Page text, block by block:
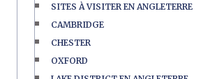
SITES À VISITER EN ANGLETERRE
CAMBRIDGE
CHESTER
OXFORD